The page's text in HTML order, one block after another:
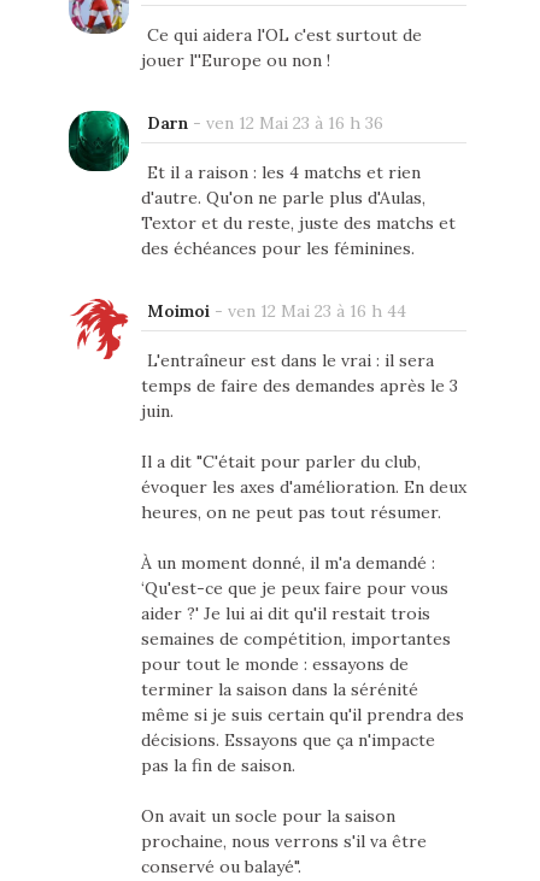
Ce qui aidera l'OL c'est surtout de
jouer l''Europe ou non !
Darn- ven 12 Mai 23 à 16 h 36
Et il a raison : les 4 matchs et rien
d'autre. Qu'on ne parle plus d'Aulas,
Textor et du reste, juste des matchs et
des échéances pour les féminines.
Moimoi- ven 12 Mai 23 à 16 h 44
L'entraîneur est dans le vrai : il sera
temps de faire des demandes après le 3
juin.
Il a dit "C'était pour parler du club,
évoquer les axes d'amélioration. En deux
heures, on ne peut pas tout résumer.
À un moment donné, il m'a demandé :
‘Qu'est-ce que je peux faire pour vous
aider ?' Je lui ai dit qu'il restait trois
semaines de compétition, importantes
pour tout le monde : essayons de
terminer la saison dans la sérénité
même si je suis certain qu'il prendra des
décisions. Essayons que ça n'impacte
pas la fin de saison.
On avait un socle pour la saison
prochaine, nous verrons s'il va être
conservé ou balayé".